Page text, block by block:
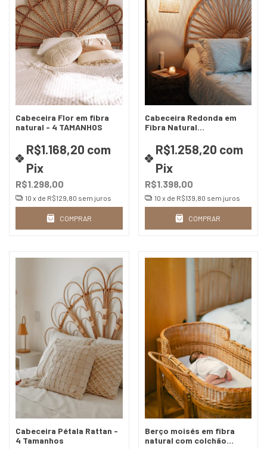
Cabeceira Flor em fibra
natural - 4 TAMANHOS
R$1.298,00
R$1.168,20 com
Pix
10 x de R$129,80 sem juros
COMPRAR
Cabeceira Redonda em
Fibra Natural
Tamanhos | Design
Artesanal
R$1.398,00
R$1.258,20 com
Pix
10 x de R$139,80 sem juros
COMPRAR
Cabeceira Pétala Rattan -
4 Tamanhos
Berço moisés em fibra
natural com colchão